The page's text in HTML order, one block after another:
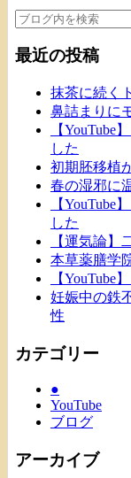
最近の投稿
抹茶に続く
鼻詰まりに
【YouTube
した
初期胚移植
春の湿邪に
【YouTube
した
【運気論】
本草薬膳学
【YouTube
妊娠中の鉄
性
カテゴリー
●
YouTube
ブログ
アーカイブ